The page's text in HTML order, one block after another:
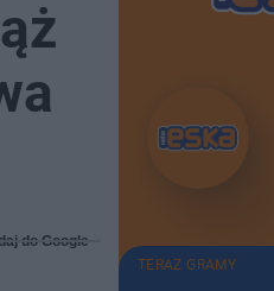
do Google
TERAZ GRAMY